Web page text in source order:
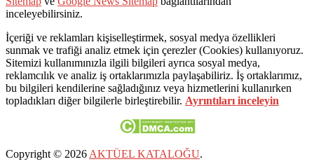
inceleyebilirsiniz.
İçeriği ve reklamları kişiselleştirmek, sosyal medya özellikleri
sunmak ve trafiği analiz etmek için çerezler (Cookies) kullanıyoruz.
Sitemizi kullanımınızla ilgili bilgileri ayrıca sosyal medya,
reklamcılık ve analiz iş ortaklarımızla paylaşabiliriz. İş ortaklarımız,
bu bilgileri kendilerine sağladığınız veya hizmetlerini kullanırken
topladıkları diğer bilgilerle birleştirebilir. Ayrıntıları inceleyin
Copyright © 2026 AKTÜEL KATALOĞU.